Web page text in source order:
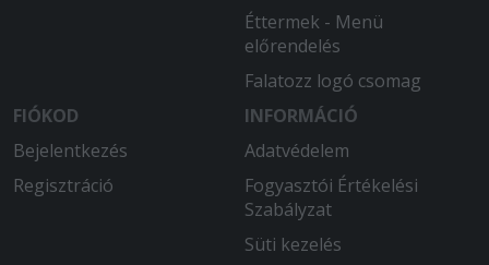
Éttermek - Menü
előrendelés
Falatozz logó csomag
FIÓKOD
Bejelentkezés
Regisztráció
INFORMÁCIÓ
Adatvédelem
Fogyasztói Értékelési
Szabályzat
Süti kezelés